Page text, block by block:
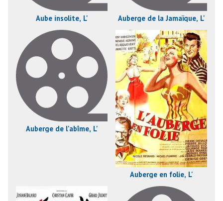
Aube insolite, L' Auberge de la Jamaïque, L'
Auberge de l'abîme, L'
Auberge en folie, L'